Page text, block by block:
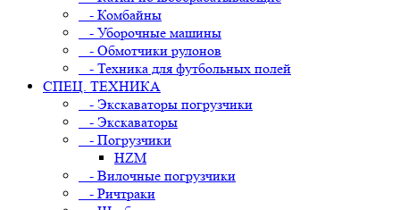
- Комбайны
- Уборочные машины
- Обмотчики рулонов
- Техника для футбольных полей
СПЕЦ. ТЕХНИКА
- Экскаваторы погрузчики
- Экскаваторы
- Погрузчики
HZM
- Вилочные погрузчики
- Ричтраки